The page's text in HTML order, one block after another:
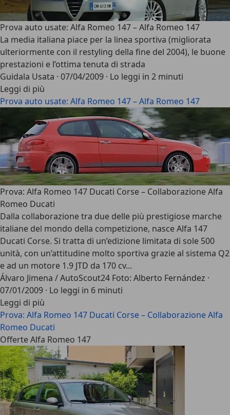
Prova auto usate: Alfa Romeo 147 – Alfa Romeo 147
La media italiana piace per la linea sportiva (migliorata
ulteriormente con il restyling della fine del 2004), le buone
prestazioni e l’ottima tenuta di strada
Guidala Usata · 07/04/2009 · Lo leggi in 2 minuti
Leggi di più
Prova auto usate: Alfa Romeo 147 – Alfa Romeo 147
Prova: Alfa Romeo 147 Ducati Corse – Collaborazione Alfa
Romeo Ducati
Dalla collaborazione tra due delle più prestigiose marche
italiane del mondo della competizione, nasce Alfa 147
Ducati Corse. Si tratta di un’edizione limitata di sole 500
unità, con un’attitudine molto sportiva grazie al sistema Q2
e ad un motore 1.9 JTD da 170 cv...
Álvaro Jimena / AutoScout24 Foto: Alberto Fernández ·
07/01/2009 · Lo leggi in 6 minuti
Leggi di più
Prova: Alfa Romeo 147 Ducati Corse – Collaborazione Alfa
Romeo Ducati
Offerte Alfa Romeo 147